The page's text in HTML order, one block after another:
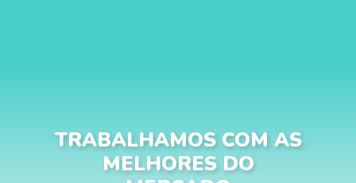
TRABALHAMOS COM AS
MELHORES DO